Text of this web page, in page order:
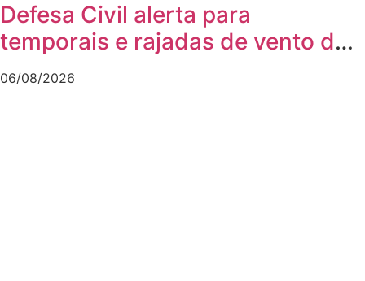
Defesa Civil alerta para
temporais e rajadas de vento de
até 70 km/h em Joinville
06/08/2026